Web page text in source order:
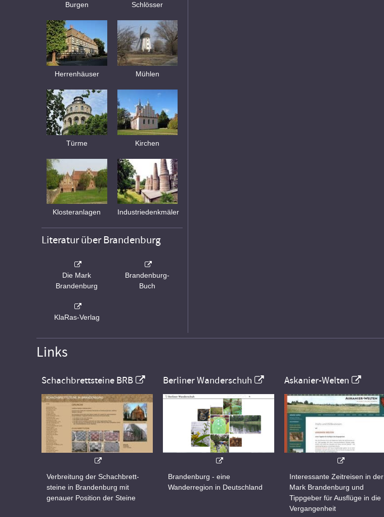
Burgen Schlösser
Herrenhäuser Mühlen
Türme Kirchen
Klosteranlagen Industriedenkmäler
Literatur über Brandenburg
Die Mark
Brandenburg
Brandenburg-
Buch
KlaRas-Verlag
Links
Schachbrettsteine BRB
Verbreitung der Schachbrett-
steine in Brandenburg mit
genauer Position der Steine
Berliner Wanderschuh
Brandenburg - eine
Wanderregion in Deutschland
Askanier-Welten
Interessante Zeitreisen in der
Mark Brandenburg und
Tippgeber für Ausflüge in die
Vergangenheit